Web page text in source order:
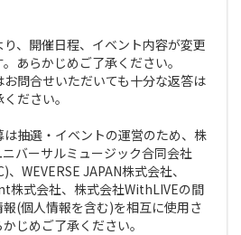
、開催日程、イベント内容が変更
あらかじめご了承ください。
問合せいただいても十分な返答は
ださい。
抽選・イベントの運営のため、株
バーサルミュージック合同会社
、WEVERSE JAPAN株式会社、
式会社、株式会社WithLIVEの間
(個人情報を含む)を相互に使用さ
じめご了承ください。